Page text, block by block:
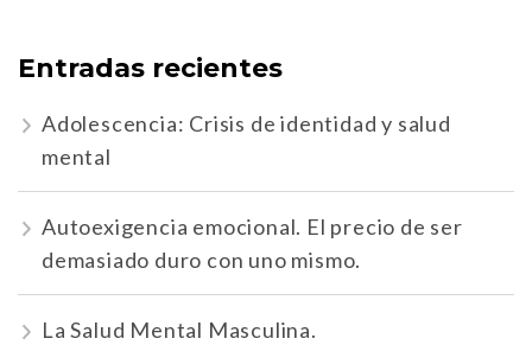
Entradas recientes
Adolescencia: Crisis de identidad y salud
mental
Autoexigencia emocional. El precio de ser
demasiado duro con uno mismo.
La Salud Mental Masculina.